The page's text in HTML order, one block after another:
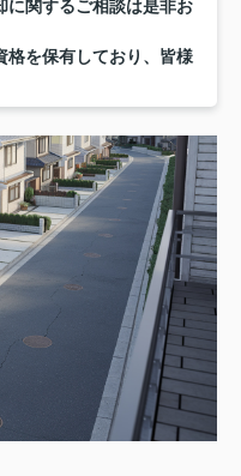
に関するご相談は是非お
格を保有しており、皆様